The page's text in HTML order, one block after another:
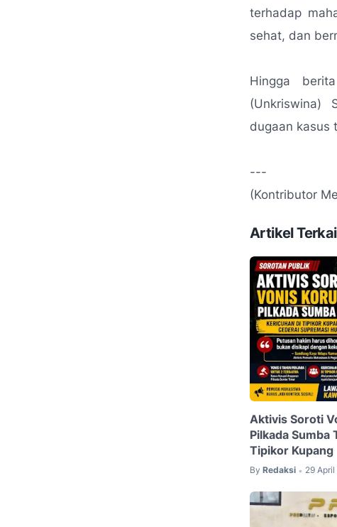
terhadap
sehat, dan
Hingga
(Unkriswina)
dugaan kasus
---
(Kontributor
Artikel
Aktivis Soroti
Pilkada Sumba
Tipikor Kupang
By Redaksi • 29